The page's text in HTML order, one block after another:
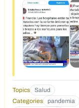
Topics Salud
Categories
pandemia